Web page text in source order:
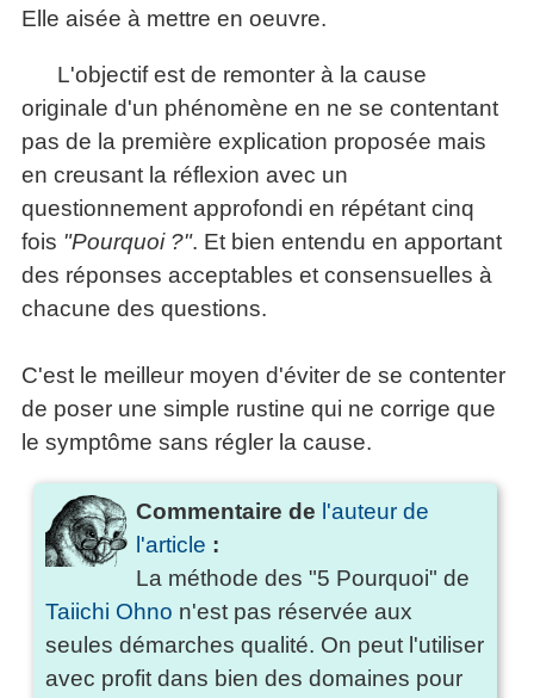
articles
gratuits
Entrepreneuriat
▶
ebook
Perfonomique
▶
les
articles
gratuits
»»»
Elle aisée à mettre en oeuvre.
L'objectif est de remonter à la cause
originale d'un phénomène en ne se contentant
pas de la première explication proposée mais
en creusant la réflexion avec un
questionnement approfondi en répétant cinq
fois "Pourquoi ?". Et bien entendu en apportant
des réponses acceptables et consensuelles à
chacune des questions.
C'est le meilleur moyen d'éviter de se contenter
de poser une simple rustine qui ne corrige que
le symptôme sans régler la cause.
Commentaire de l'auteur de
l'article :
La méthode des "5 Pourquoi" de
Taiichi Ohno n'est pas réservée aux
seules démarches qualité. On peut l'utiliser
avec profit dans bien des domaines pour